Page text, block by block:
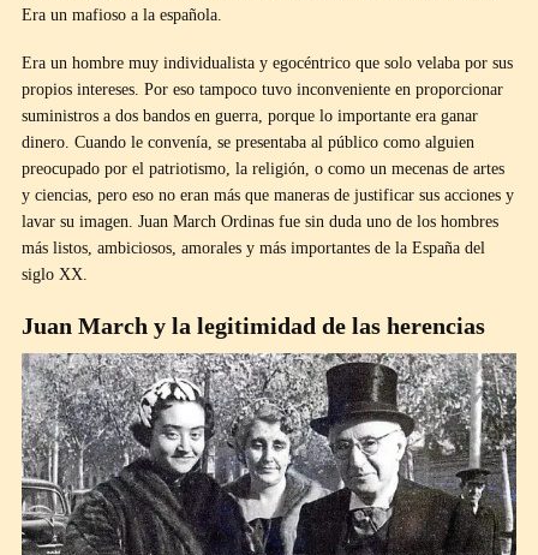
Era un mafioso a la española.
Era un hombre muy individualista y egocéntrico que solo velaba por sus
propios intereses. Por eso tampoco tuvo inconveniente en proporcionar
suministros a dos bandos en guerra, porque lo importante era ganar
dinero. Cuando le convenía, se presentaba al público como alguien
preocupado por el patriotismo, la religión, o como un mecenas de artes
y ciencias, pero eso no eran más que maneras de justificar sus acciones y
lavar su imagen. Juan March Ordinas fue sin duda uno de los hombres
más listos, ambiciosos, amorales y más importantes de la España del
siglo XX.
Juan March y la legitimidad de las herencias